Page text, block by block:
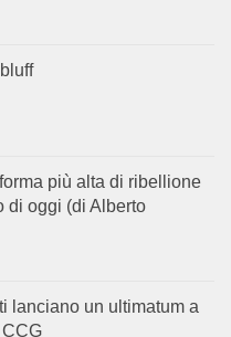
più alta di ribellione
di oggi (di Alberto
lanciano un ultimatum a